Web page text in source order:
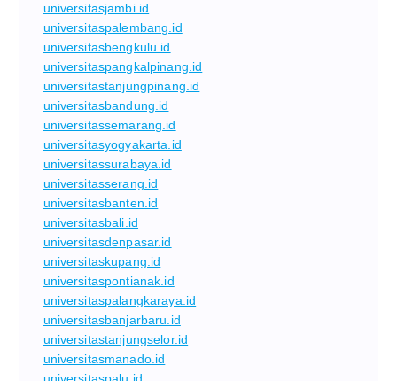
universitasjambi.id
universitaspalembang.id
universitasbengkulu.id
universitaspangkalpinang.id
universitastanjungpinang.id
universitasbandung.id
universitassemarang.id
universitasyogyakarta.id
universitassurabaya.id
universitasserang.id
universitasbanten.id
universitasbali.id
universitasdenpasar.id
universitaskupang.id
universitaspontianak.id
universitaspalangkaraya.id
universitasbanjarbaru.id
universitastanjungselor.id
universitasmanado.id